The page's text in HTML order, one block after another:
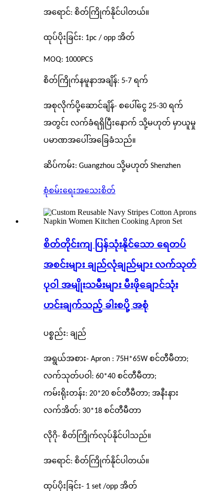
အရောင်: စိတ်ကြိုက်နိုင်ပါတယ်။
ထုပ်ပိုးခြင်း: 1pc / opp အိတ်
MOQ: 1000PCS
စိတ်ကြိုက်နမူနာအချိန်: 5-7 ရက်
အစုလိုက်ပို့ဆောင်ချိန်- စပေါ်ငွေ 25-30 ရက်
အတွင်း လက်ခံရရှိပြီးနောက် သို့မဟုတ် မှာယူမှု
ပမာဏအပေါ်အခြေခံသည်။
ဆိပ်ကမ်း: Guangzhou သို့မဟုတ် Shenzhen
စုံစမ်းရေးအသေးစိတ်
စိတ်တိုင်းကျ ပြန်သုံးနိုင်သော ရေတပ်
အစင်းများ ချည်လုံချည်များ လက်သုတ်
ပုဝါ အမျိုးသမီးများ မီးဖိုချောင်သုံး
ဟင်းချက်သည့် ခါးစပို့ အစုံ
ပစ္စည်း: ချည်
အရွယ်အစား- Apron : 75H*65W စင်တီမီတာ;
လက်သုတ်ပဝါ: 60*40 စင်တီမီတာ;
ကမ်းရိုးတန်း: 20*20 စင်တီမီတာ; အနီးနား
လက်အိတ်: 30*18 စင်တီမီတာ
လိုဂို- စိတ်ကြိုက်လုပ်နိုင်ပါသည်။
အရောင်: စိတ်ကြိုက်နိုင်ပါတယ်။
ထုပ်ပိုးခြင်း- 1 set /opp အိတ်